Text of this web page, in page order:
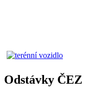
Odstávky ČEZ